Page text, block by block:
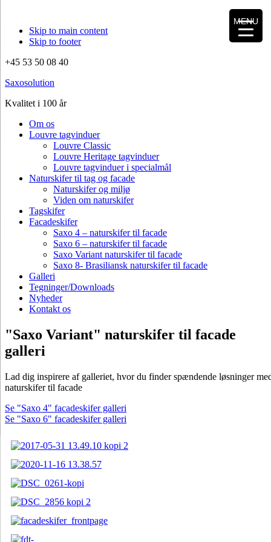
MENU
Skip to main content
Skip to footer
+45 53 50 08 40
Saxosolution
Kvalitet i 100 år
Om os
Louvre tagvinduer
Louvre Classic
Louvre Heritage tagvinduer
Louvre tagvinduer i specialmål
Naturskifer til tag og facade
Naturskifer og miljø
Viden om naturskifer
Tagskifer
Facadeskifer
Saxo 4 – naturskifer til facade
Saxo 6 – naturskifer til facade
Saxo Variant naturskifer til facade
Saxo 8- Brasiliansk naturskifer til facade
Galleri
Tegninger/Downloads
Nyheder
Kontakt os
"Saxo Variant" naturskifer til facade
galleri
Lad dig inspirere af galleriet, hvor du finder spændende løsninger
naturskifer til facade
Se "Saxo 4" facadeskifer galleri
Se "Saxo 6" facadeskifer galleri